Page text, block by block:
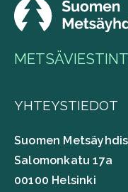
YHTEYSTIEDOT
Suomen
Salomonkatu 17a
00100 Helsinki